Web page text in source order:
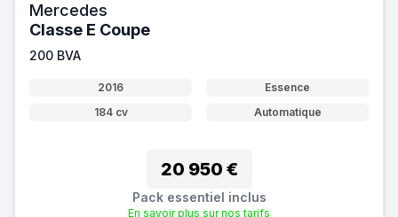
Mercedes
Classe E Coupe
200 BVA
2016
Essence
184 cv
Automatique
20 950 €
Pack essentiel inclus
En savoir plus sur nos tarifs